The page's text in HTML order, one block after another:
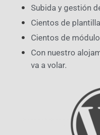
Subida y gestión
Cientos de
Cientos de
Con nuestro
va a volar.